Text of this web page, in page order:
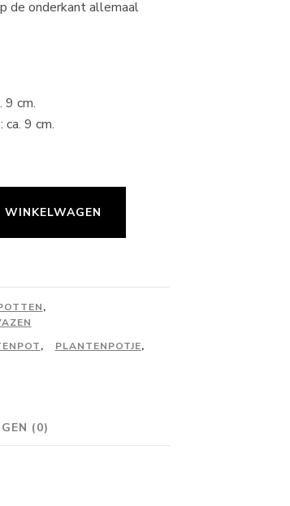
de onderkant allemaal
9 cm.
ca. 9 cm.
,
, PLANTENPOTJE,
(0)